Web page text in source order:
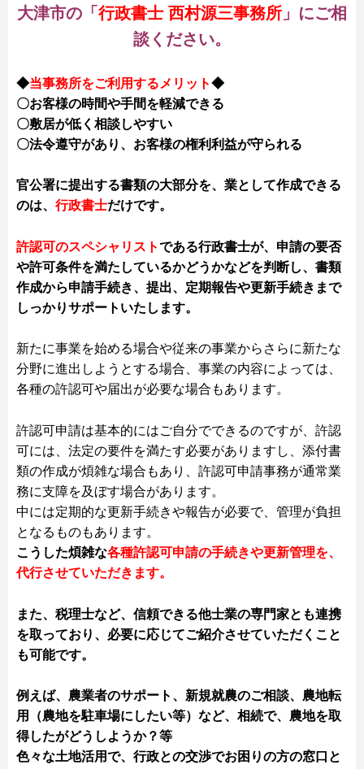
大津市の「 行政書士 西村源三事務所 」にご相
談ください。
◆当事務所をご利用するメリット◆
〇お客様の時間や手間を軽減できる
〇敷居が低く相談しやすい
〇法令遵守があり、お客様の権利利益が守られる
官公署に提出する書類の大部分を、業として作成できる
のは、 行政書士だけです。
許認可のスペシャリストである行政書士が、申請の要否
や許可条件を満たしているかどうかなどを判断し、書類
作成から申請手続き、提出、定期報告や更新手続きまで
しっかりサポートいたします。
新たに事業を始める場合や従来の事業からさらに新たな
分野に進出しようとする場合、事業の内容によっては、
各種の許認可や届出が必要な場合もあります。
許認可申請は基本的にはご自分でできるのですが、許認
可には、法定の要件を満たす必要がありますし、添付書
類の作成が煩雑な場合もあり、許認可申請事務が通常業
務に支障を及ぼす場合があります。
中には定期的な更新手続きや報告が必要で、管理が負担
となるものもあります。
こうした煩雑な各種許認可申請の手続きや更新管理を、
代行させていただきます。
また、税理士など、信頼できる他士業の専門家とも連携
を取っており、必要に応じてご紹介させていただくこと
も可能です。
例えば、農業者のサポート、新規就農のご相談、農地転
用（農地を駐車場にしたい等）など、相続で、農地を取
得したがどうしようか？等
色々な土地活用で、行政との交渉でお困りの方の窓口と